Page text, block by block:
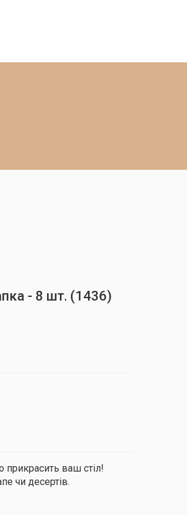
- 8 шт. (1436)
прикрасить ваш стіл!
чи десертів.